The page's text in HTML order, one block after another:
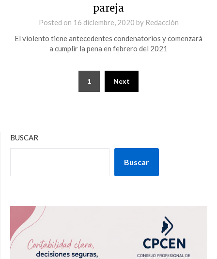
pareja
Posted on 16 diciembre, 2020 by Redacción
El violento tiene antecedentes condenatorios y comenzará
a cumplir la pena en febrero del 2021
1 Next
BUSCAR
Buscar